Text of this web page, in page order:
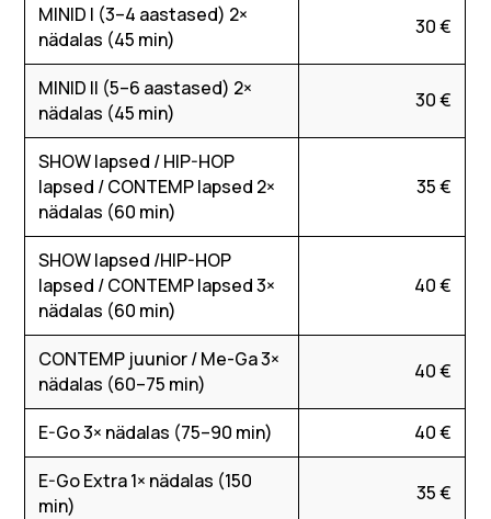
MINID I (3–4 aastased) 2×
nädalas (45 min)
30 €
MINID II (5–6 aastased) 2×
nädalas (45 min)
30 €
SHOW lapsed / HIP-HOP
lapsed / CONTEMP lapsed 2×
nädalas (60 min)
35 €
SHOW lapsed /HIP-HOP
lapsed / CONTEMP lapsed 3×
nädalas (60 min)
40 €
CONTEMP juunior / Me-Ga 3×
nädalas (60–75 min)
40 €
E-Go 3× nädalas (75–90 min)
40 €
E-Go Extra 1× nädalas (150
min)
35 €